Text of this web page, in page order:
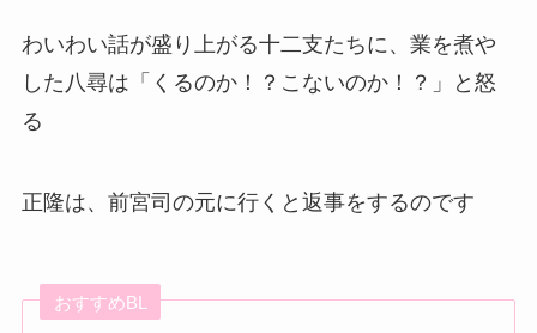
わいわい話が盛り上がる十二支たちに、業を煮や
した八尋は「くるのか！？こないのか！？」と怒
る
正隆は、前宮司の元に行くと返事をするのです
おすすめBL